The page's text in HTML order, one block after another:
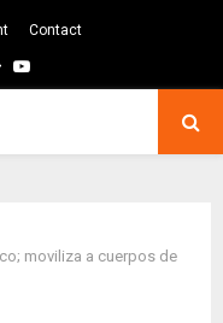
Contact
GoogleYoutube
moviliza a cuerpos de